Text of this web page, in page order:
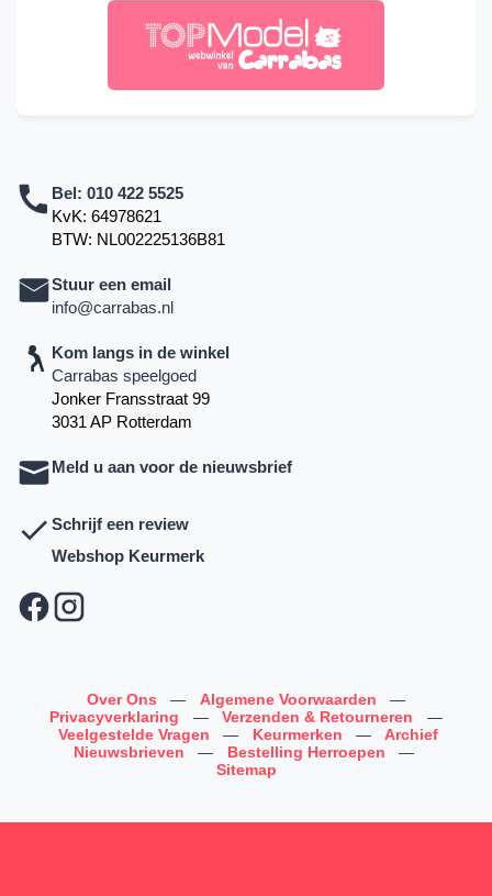
Bel: 010 422 5525
KvK: 64978621
BTW: NL002225136B81
Stuur een email
info@carrabas.nl
Kom langs in de winkel
Carrabas speelgoed
Jonker Fransstraat 99
3031 AP Rotterdam
Meld u aan voor de nieuwsbrief
Schrijf een review
Webshop Keurmerk
Over Ons — Algemene Voorwaarden
—
Privacyverklaring
— Verzenden & Retourneren
—
Veelgestelde Vragen
— Keurmerken —
Archief
Nieuwsbrieven
— Bestelling Herroepen
—
Sitemap